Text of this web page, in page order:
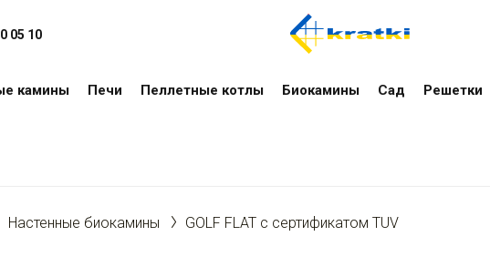
05 10
камины Печи Пеллетные котлы Биокамины Сад Решетки
Настенные биокамины GOLF FLAT с сертификатом TUV